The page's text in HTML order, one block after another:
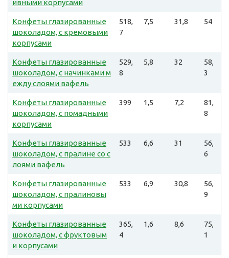
ивными корпусами
Конфеты глазированные
шоколадом, с кремовыми
корпусами
518,
7
7,5 31,8 54
Конфеты глазированные
шоколадом, с начинками м
ежду слоями вафель
529,
8
5,8 32
58,
3
Конфеты глазированные
шоколадом, с помадными
корпусами
399 1,5 7,2
81,
8
Конфеты глазированные
шоколадом, с пралине со с
лоями вафель
533 6,6 31
56,
6
Конфеты глазированные
шоколадом, с пралиновы
ми корпусами
533 6,9 30,8
56,
9
Конфеты глазированные
шоколадом, с фруктовым
и корпусами
365,
4
1,6 8,6
75,
1